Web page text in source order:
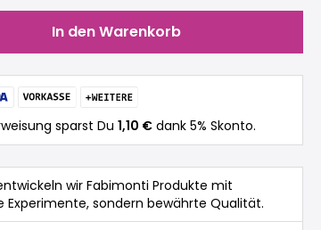
gewünschten Wert ein oder
In den Warenkorb
sparst Du 1,10 € dank 5% Skonto.
wir Fabimonti Produkte mit
Experimente, sondern bewährte Qualität.